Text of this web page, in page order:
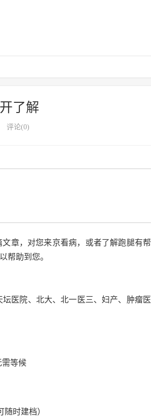
了解
评论(0)
章，对您来京看病，或者了解跑腿有帮
帮助到您。
医院、北大、北一医三、妇产、肿瘤医
需等候
时建档）